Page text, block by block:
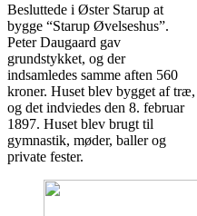
Besluttede i Øster Starup at
bygge “Starup Øvelseshus”.
Peter Daugaard gav
grundstykket, og der
indsamledes samme aften 560
kroner. Huset blev bygget af træ,
og det indviedes den 8. februar
1897. Huset blev brugt til
gymnastik, møder, baller og
private fester.